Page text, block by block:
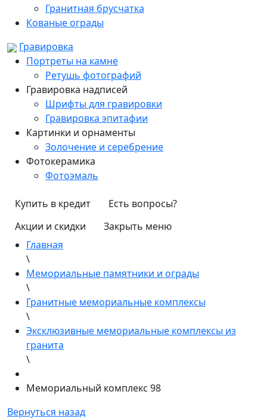
Гранитная брусчатка
Кованые ограды
Гравировка
Портреты на камне
Ретушь фотографий
Гравировка надписей
Шрифты для гравировки
Гравировка эпитафии
Картинки и орнаменты
Золочение и серебрение
Фотокерамика
Фотоэмаль
Купить в кредит
Есть вопросы?
Акции и скидки
Закрыть меню
Главная
\
Мемориальные памятники и ограды
\
Гранитные мемориальные комплексы
\
Эксклюзивные мемориальные комплексы из
гранита
\
Мемориальный комплекс 98
Вернуться назад